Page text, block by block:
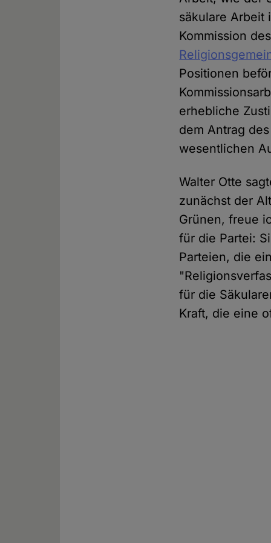
säkulare Arbeit
Kommission
Positionen
erhebliche
dem Antrag
wesentlichen
Walter Otte
zunächst der
Grünen, freue
für die Partei:
Parteien, die
für die
Kraft, die eine